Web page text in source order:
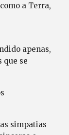
a Terra,
apenas,
que se
simpatias